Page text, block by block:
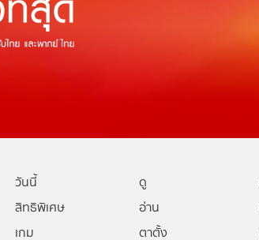
วันนี้
ดู
สิทธิพิเศษ
อ่าน
เกม
ตาตั้ง